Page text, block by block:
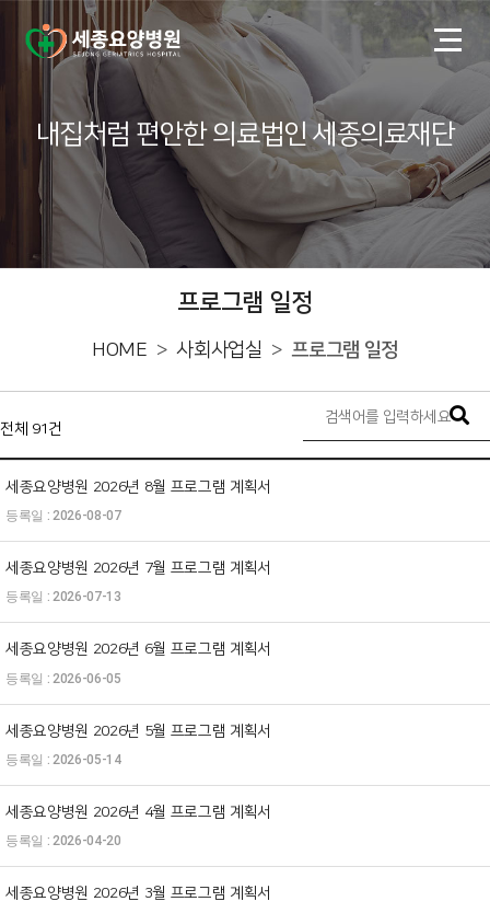
내집처럼 편안한 의료법인 세종의료재단
프로그램 일정
HOME 사회사업실 프로그램 일정
전체 91건
세종요양병원 2026년 8월 프로그램 계획서
2026-08-07
세종요양병원 2026년 7월 프로그램 계획서
2026-07-13
세종요양병원 2026년 6월 프로그램 계획서
2026-06-05
세종요양병원 2026년 5월 프로그램 계획서
2026-05-14
세종요양병원 2026년 4월 프로그램 계획서
2026-04-20
세종요양병원 2026년 3월 프로그램 계획서